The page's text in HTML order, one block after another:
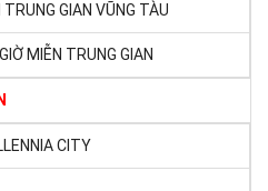
GIAN VŨNG TÀU
MIỄN TRUNG GIAN
CITY